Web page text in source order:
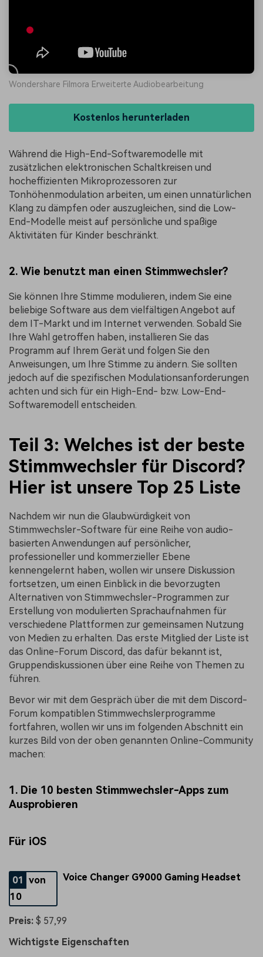
Wondershare Filmora Erweiterte Audiobearbeitung
Kostenlos herunterladen
Während die High-End-Softwaremodelle mit
zusätzlichen elektronischen Schaltkreisen und
hocheffizienten Mikroprozessoren zur
Tonhöhenmodulation arbeiten, um einen unnatürlichen
Klang zu dämpfen oder auszugleichen, sind die Low-
End-Modelle meist auf persönliche und spaßige
Aktivitäten für Kinder beschränkt.
2. Wie benutzt man einen Stimmwechsler?
Sie können Ihre Stimme modulieren, indem Sie eine
beliebige Software aus dem vielfältigen Angebot auf
dem IT-Markt und im Internet verwenden. Sobald Sie
Ihre Wahl getroffen haben, installieren Sie das
Programm auf Ihrem Gerät und folgen Sie den
Anweisungen, um Ihre Stimme zu ändern. Sie sollten
jedoch auf die spezifischen Modulationsanforderungen
achten und sich für ein High-End- bzw. Low-End-
Softwaremodell entscheiden.
Teil 3: Welches ist der beste
Stimmwechsler für Discord?
Hier ist unsere Top 25 Liste
Nachdem wir nun die Glaubwürdigkeit von
Stimmwechsler-Software für eine Reihe von audio-
basierten Anwendungen auf persönlicher,
professioneller und kommerzieller Ebene
kennengelernt haben, wollen wir unsere Diskussion
fortsetzen, um einen Einblick in die bevorzugten
Alternativen von Stimmwechsler-Programmen zur
Erstellung von modulierten Sprachaufnahmen für
verschiedene Plattformen zur gemeinsamen Nutzung
von Medien zu erhalten. Das erste Mitglied der Liste ist
das Online-Forum Discord, das dafür bekannt ist,
Gruppendiskussionen über eine Reihe von Themen zu
führen.
Bevor wir mit dem Gespräch über die mit dem Discord-
Forum kompatiblen Stimmwechslerprogramme
fortfahren, wollen wir uns im folgenden Abschnitt ein
kurzes Bild von der oben genannten Online-Community
machen:
1. Die 10 besten Stimmwechsler-Apps zum
Ausprobieren
Für iOS
01 von
10
Voice Changer G9000 Gaming Headset
Preis: $ 57,99
Wichtigste Eigenschaften